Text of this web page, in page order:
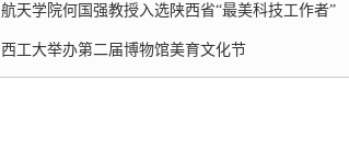
航天学院何国强教授入选陕西省“最美科技工作者”
西工大举办第二届博物馆美育文化节